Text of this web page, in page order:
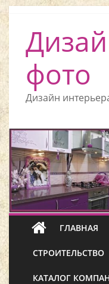
фото
Дизайн
ГЛАВНАЯ
СТРОИТЕЛЬСТВО
КАТАЛОГ